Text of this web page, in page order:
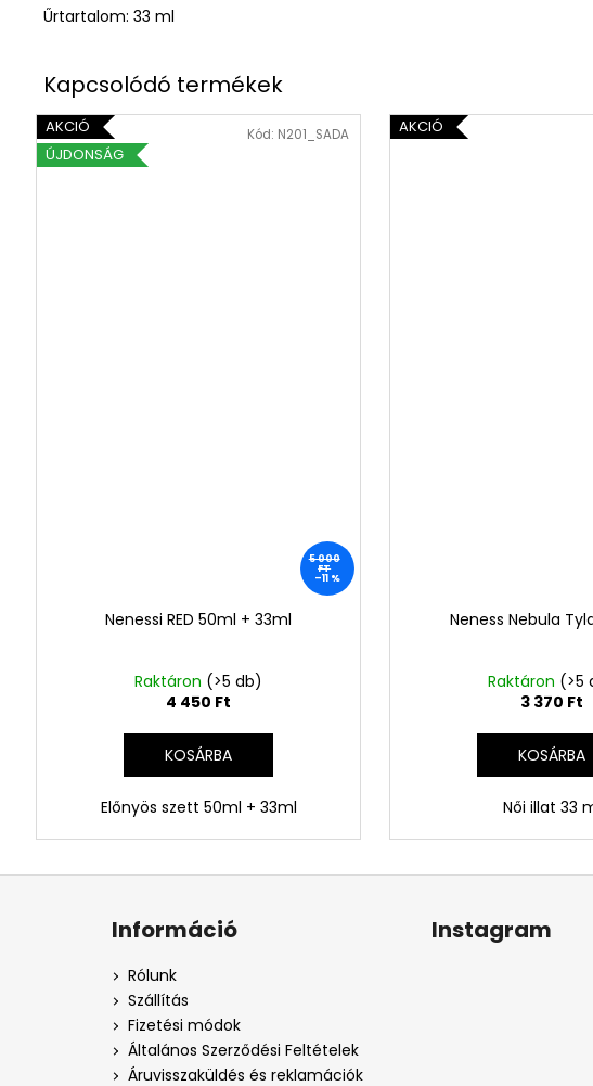
Űrtartalom: 33 ml
AKCIÓ
ÚJDONSÁG
5 000
FT
–11 %
Nenessi RED 50ml + 33ml
Raktáron (>5 db)
4 450 Ft
KOSÁRBA
Előnyös szett 50ml + 33ml
Kód: N201_SADA AKCIÓ
Neness Nebula
Raktáron (>5
3 370 Ft
KOSÁRBA
Női illat 33
Információ
Rólunk
Szállítás
Fizetési módok
Általános Szerződési Feltételek
Áruvisszaküldés és reklamációk
Instagram